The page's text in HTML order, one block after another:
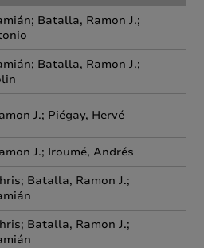
Batalla, Ramon J.;
Batalla, Ramon J.;
J.; Piégay, Hervé
J.; Iroumé, Andrés
Batalla, Ramon J.;
Batalla, Ramon J.;